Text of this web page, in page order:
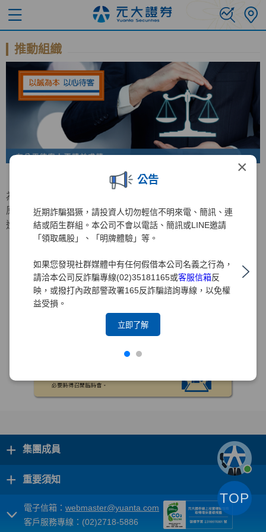
×
公告
近期詐騙猖獗，請投資人切勿輕信不明來電、簡訊、連
結或陌生群組。本公司不會以電話、簡訊或LINE邀請
「領取飆股」、「明牌體驗」等。
如果您發現社群媒體中有任何假借本公司名義之行為，
請洽本公司反詐騙專線(02)35181165或客服信箱反
映，或撥打內政部警政署165反詐騙諮詢專線，以免權
益受損。
立即了解
推動組織
為持續增進公平待客原則之推行，元大證券特成立公平待客
原則推行委員會，負責公平待客相關事務之規劃與檢討及精
進計畫之推動。
+ 集團成員
+ 重要須知
電子信箱： webmaster@yuanta.com
客戶服務專線：(02)2718-5886
TOP